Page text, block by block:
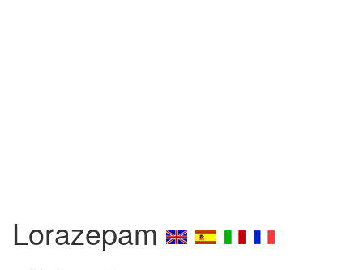
Lorazepam